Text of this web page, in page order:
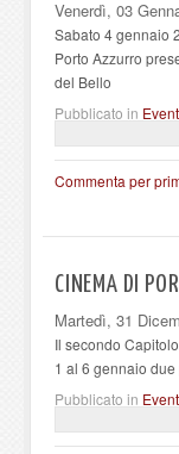
Venerdì, 03
Sabato 4 gennaio
Porto Azzurro
del Bello
Pubblicato in
Commenta per
CINEMA DI
Martedì, 31
Il secondo
1 al 6 gennaio
Pubblicato in